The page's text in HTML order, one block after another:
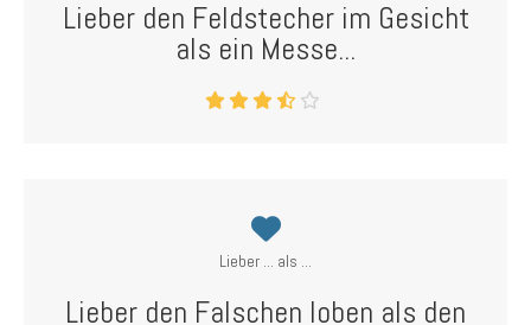
Lieber den Feldstecher im Gesicht
als ein Messe...
Lieber ... als ...
Lieber den Falschen loben als den